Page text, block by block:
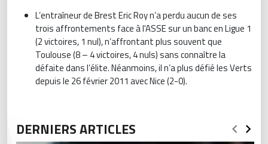
L’entraîneur de Brest Eric Roy n’a perdu aucun de ses
trois affrontements face à l'ASSE sur un banc en Ligue 1
(2 victoires, 1 nul), n’affrontant plus souvent que
Toulouse (8 – 4 victoires, 4 nuls) sans connaître la
défaite dans l’élite. Néanmoins, il n’a plus défié les Verts
depuis le 26 février 2011 avec Nice (2-0).
DERNIERS ARTICLES